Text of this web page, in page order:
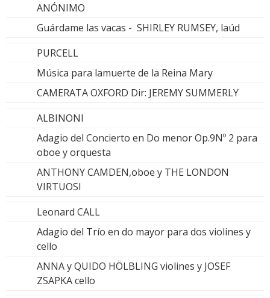
ANÓNIMO
Guárdame las vacas - SHIRLEY RUMSEY, laúd
PURCELL
Música para lamuerte de la Reina Mary
CAMERATA OXFORD Dir: JEREMY SUMMERLY
ALBINONI
Adagio del Concierto en Do menor Op.9Nº 2 para
oboe y orquesta
ANTHONY CAMDEN,oboe y THE LONDON
VIRTUOSI
Leonard CALL
Adagio del Trío en do mayor para dos violines y
cello
ANNA y QUIDO HÖLBLING violines y JOSEF
ZSAPKA cello